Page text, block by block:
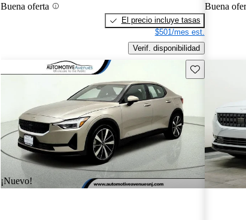
Buena oferta
El precio incluye tasas
$501/mes est.
Verif. disponibilidad
Buena
¡Nuevo!
Guarda este